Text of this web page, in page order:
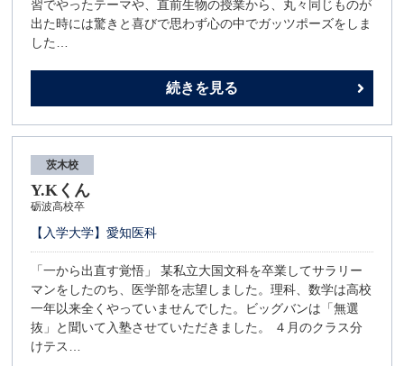
習でやったテーマや、直前生物の授業から、丸々同じものが
出た時には驚きと喜びで思わず心の中でガッツポーズをしま
した…
続きを見る
茨木校
Y.Kくん
砺波高校卒
【入学大学】愛知医科
「一から出直す覚悟」 某私立大国文科を卒業してサラリー
マンをしたのち、医学部を志望しました。理科、数学は高校
一年以来全くやっていませんでした。ビッグバンは「無選
抜」と聞いて入塾させていただきました。 ４月のクラス分
けテス…